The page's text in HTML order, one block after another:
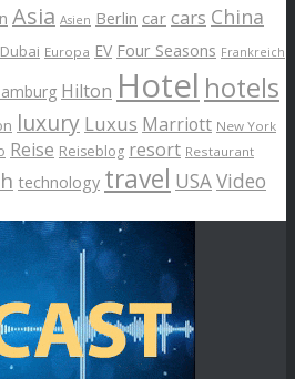
Asia Asien Berlin car cars China
Dubai Europa EV Four Seasons Frankreich
Hilton Hotel hotels
luxury Luxus Marriott New York
Reise Reiseblog resort Restaurant
technology travel USAVideo